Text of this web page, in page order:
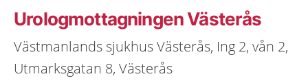
Urologmottagningen Västerås
Västmanlands sjukhus Västerås, Ing 2, vån 2,
Utmarksgatan 8, Västerås